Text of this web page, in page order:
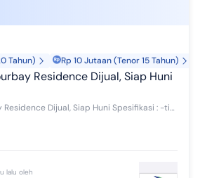
Tahun) Rp 10 Jutaan (Tenor 15 Tahun)
Residence Dijual, Siap Huni
Apartemen Harbourbay Residence Dijual, Siap Huni Spesifikasi : -tipe 1 bedroom -Full furnished -Sea view -Lantai 21 -Luas bangunan 48 m2 Harga j...
lalu oleh